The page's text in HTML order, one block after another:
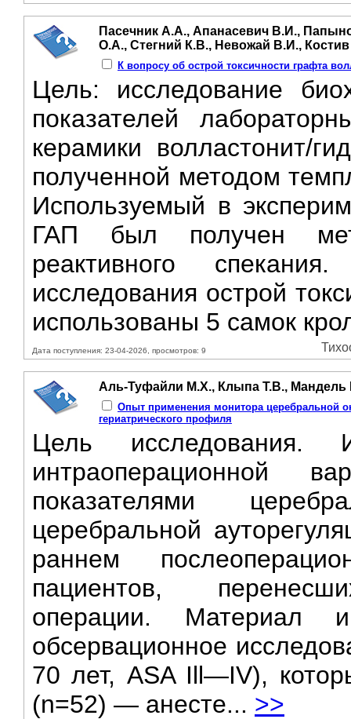
Пасечник А.А., Апанасевич В.И.,
О.А., Стегний К.В., Невожай В.И.,
К вопросу об острой токсичности графта
Цель: исследование
показателей
керамики волластонит/
полученной методом
Используемый в
ГАП был получен
реактивного
исследования острой
использованы 5 самок
Дата поступления: 23-04-2026, просмотров: 9
Аль-Туфайли М.Х., Клыпа Т.В., Мандель
Опыт применения монитора церебральной
гериатрического профиля
Цель исследования.
интраоперационной
показателями
церебральной
раннем
пациентов,
операции. Материал
обсервационное
70 лет, ASA Ill—IV),
(n=52) — анесте... >>